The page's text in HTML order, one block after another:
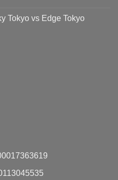
Tokyo vs Edge Tokyo